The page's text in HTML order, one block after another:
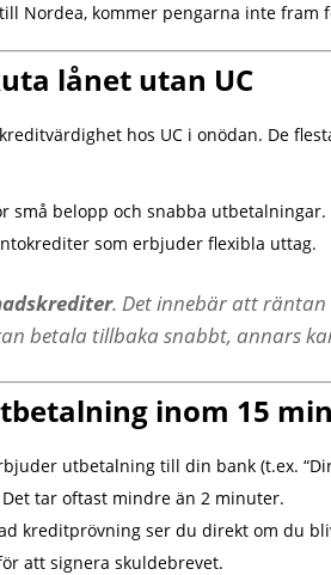
Nordea, kommer pengarna inte fram
lånet utan UC
hos UC i onödan. De
små belopp och snabba utbetalningar.
som erbjuder flexibla uttag.
. Det innebär att
betala tillbaka snabbt, annars
inom 15
utbetalning till din bank (t.ex.
tar oftast mindre än 2 minuter.
kreditprövning ser du direkt om du
att signera skuldebrevet.